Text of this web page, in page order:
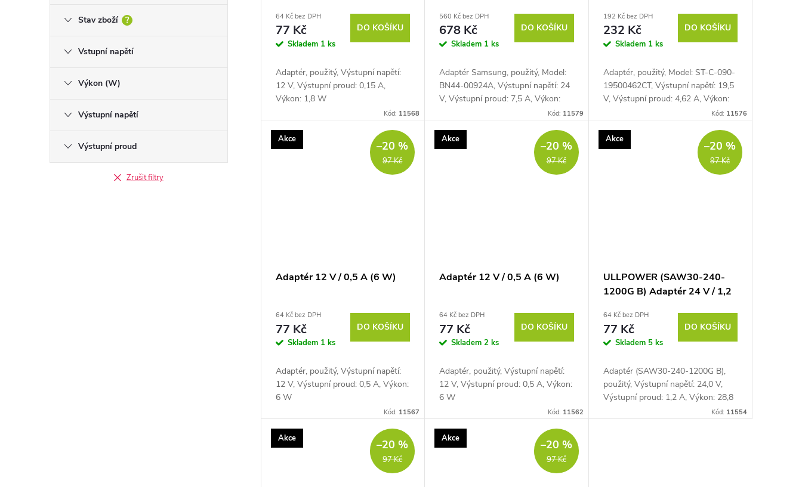
Stav zboží ?
Vstupní napětí
Výkon (W)
Výstupní napětí
Výstupní proud
Zrušit filtry
64 Kč bez DPH
77 Kč
Skladem 1 ks
DO KOŠÍKU
Adaptér, použitý, Výstupní napětí:
12 V, Výstupní proud: 0,15 A,
Výkon: 1,8 W
Kód: 11568
560 Kč bez DPH
678 Kč
Skladem 1 ks
DO KOŠÍKU
Adaptér Samsung, použitý, Model:
BN44-00924A, Výstupní napětí: 24
V, Výstupní proud: 7,5 A, Výkon:
Kód: 11579
192 Kč bez DPH
232 Kč
Skladem 1 ks
DO KOŠÍKU
Adaptér, použitý, Model: ST-C-090-
19500462CT, Výstupní napětí: 19,5
V, Výstupní proud: 4,62 A, Výkon:
Kód: 11576
Akce
97 Kč
–20 %
Adaptér 12 V / 0,5 A (6 W)
64 Kč bez DPH
77 Kč
Skladem 1 ks
DO KOŠÍKU
Adaptér, použitý, Výstupní napětí:
12 V, Výstupní proud: 0,5 A, Výkon:
6 W
Kód: 11567
Akce
97 Kč
–20 %
Adaptér 12 V / 0,5 A (6 W)
64 Kč bez DPH
77 Kč
Skladem2 ks
DO KOŠÍKU
Adaptér, použitý, Výstupní napětí:
12 V, Výstupní proud: 0,5 A, Výkon:
6 W
Kód: 11562
Akce
97 Kč
–20 %
ULLPOWER (SAW30-240-
1200G B) Adaptér 24 V / 1,2
64 Kč bez DPH
77 Kč
Skladem 5 ks
DO KOŠÍKU
Adaptér (SAW30-240-1200G B),
použitý, Výstupní napětí: 24,0 V,
Výstupní proud: 1,2 A, Výkon: 28,8
Kód: 11554
Akce
97 Kč
–20 % Akce
97 Kč
–20 %